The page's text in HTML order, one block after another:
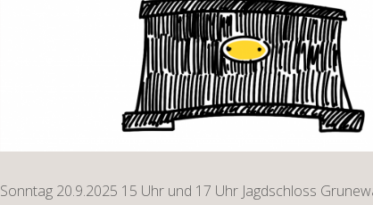
Sonntag 20.9.2025 15 Uhr und 17 Uhr Jagdschloss